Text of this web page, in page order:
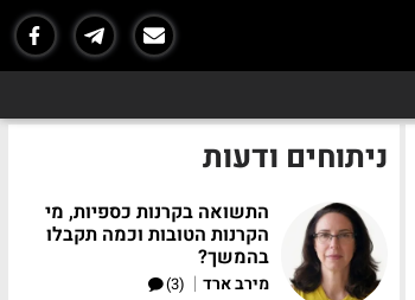
ניתוחים ודעות
התשואה בקרנות כספיות, מי
הקרנות הטובות וכמה תקבלו
בהמשך?
מירב ארד |
(3)